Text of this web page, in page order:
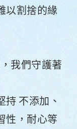
以割捨的緣
我們守護著
不添加、
性，耐心等